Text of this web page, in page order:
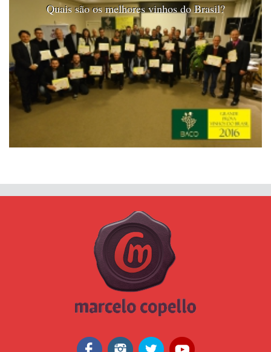
Quais são os melhores vinhos do Brasil?